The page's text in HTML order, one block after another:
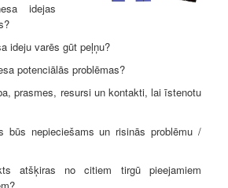
idejas
ideju varēs gūt peļņu?
potenciālās problēmas?
prasmes, resursi un kontakti, lai īstenotu
būs nepieciešams un risinās problēmu /
atšķiras no citiem tirgū pieejamiem